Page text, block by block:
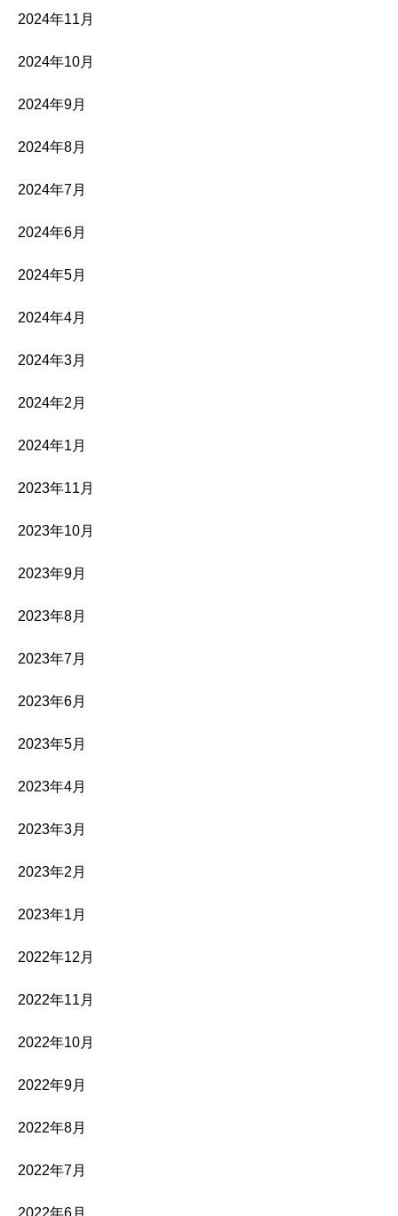
2024年11月
2024年10月
2024年9月
2024年8月
2024年7月
2024年6月
2024年5月
2024年4月
2024年3月
2024年2月
2024年1月
2023年11月
2023年10月
2023年9月
2023年8月
2023年7月
2023年6月
2023年5月
2023年4月
2023年3月
2023年2月
2023年1月
2022年12月
2022年11月
2022年10月
2022年9月
2022年8月
2022年7月
2022年6月